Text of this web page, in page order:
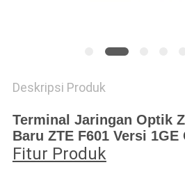
Deskripsi Produk
Terminal Jaringan Optik
Baru ZTE F601 Versi 1GE
Fitur Produk